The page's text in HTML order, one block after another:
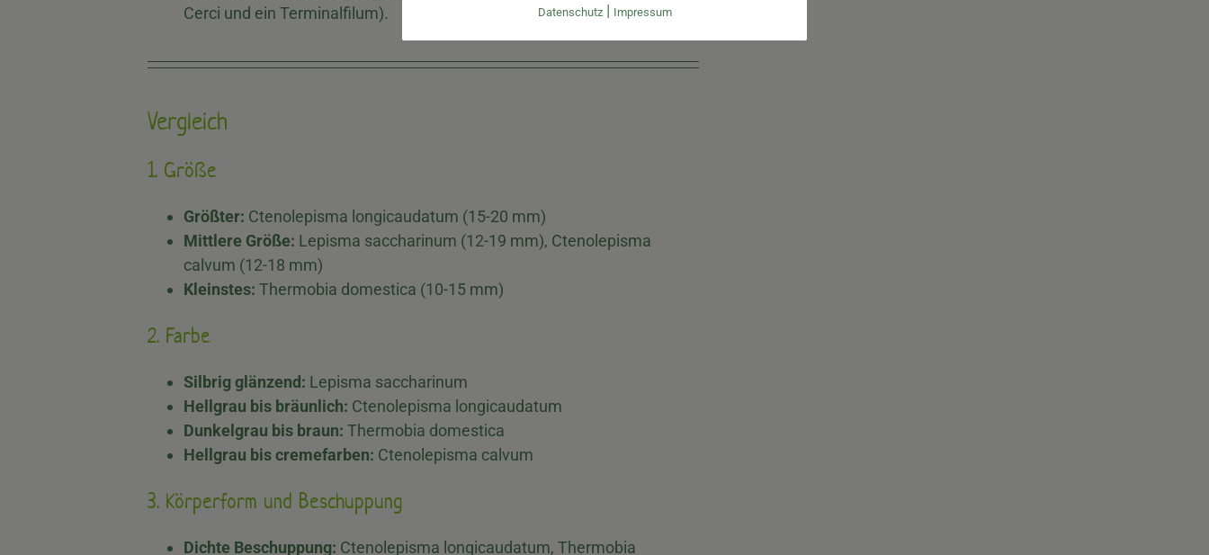
Cerci und ein Terminalfilum).
Vergleich
1. Größe
Größter: Ctenolepisma longicaudatum (15-20 mm)
Mittlere Größe: Lepisma saccharinum (12-19 mm), Ctenolepisma
calvum (12-18 mm)
Kleinstes: Thermobia domestica (10-15 mm)
2. Farbe
Silbrig glänzend: Lepisma saccharinum
Hellgrau bis bräunlich: Ctenolepisma longicaudatum
Dunkelgrau bis braun: Thermobia domestica
Hellgrau bis cremefarben: Ctenolepisma calvum
3. Körperform und Beschuppung
Dichte Beschuppung: Ctenolepisma longicaudatum, Thermobia
Datenschutz| Impressum